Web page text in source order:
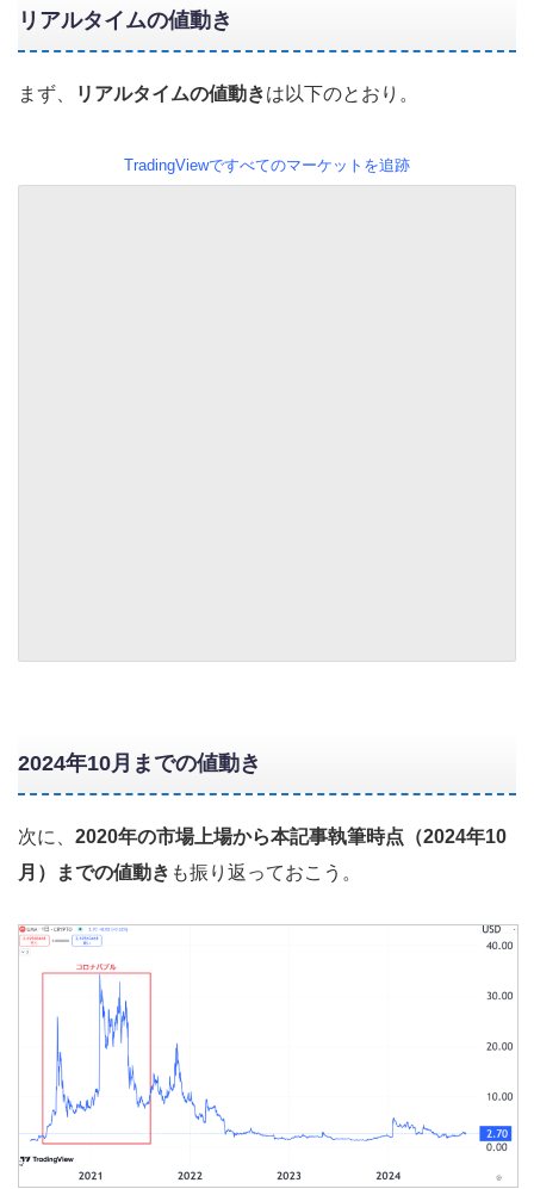
リアルタイムの値動き
まず、 リアルタイムの値動きは以下のとおり。
TradingViewですべてのマーケットを追跡
2024年10月までの値動き
次に、 2020年の市場上場から本記事執筆時点（2024年10
月）までの値動き も振り返っておこう。